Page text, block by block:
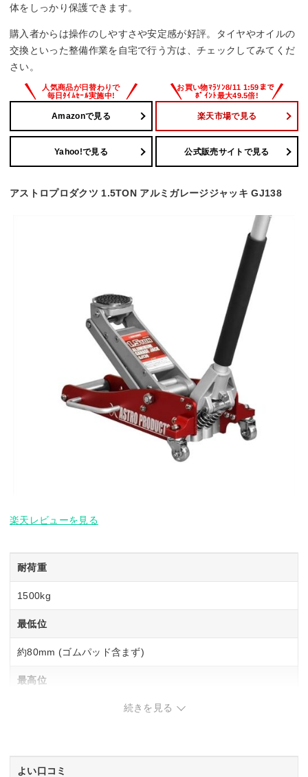
体をしっかり保護できます。
購入者からは操作のしやすさや安定感が好評。タイヤやオイルの
交換といった整備作業を自宅で行う方は、チェックしてみてくだ
さい。
Amazonで見る 楽天市場で見る
Yahoo!で見る 公式販売サイトで見る
アストロプロダクツ 1.5TON アルミガレージジャッキ GJ138
楽天レビューを見る
耐荷重
1500kg
最低位
約80mm (ゴムパッド含まず)
最高位
約365mm (ゴムパッド含まず)
ー
続きを見る
よい口コミ